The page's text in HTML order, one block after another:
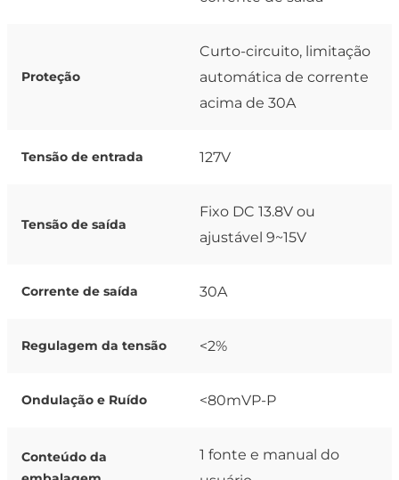
Proteção
Curto-circuito, limitação
automática de corrente
acima de 30A
Tensão de entrada 127V
Tensão de saída
Fixo DC 13.8V ou
ajustável 9~15V
Corrente de saída 30A
Regulagem da tensão <2%
Ondulação e Ruído <80mVP-P
Conteúdo da
1 fonte e manual do